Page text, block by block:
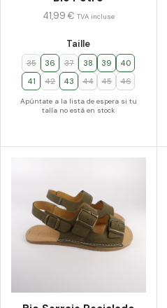
Taille
35 36 37 38 39
40
41
42 43 44 45 46
Apúntate a la lista de espera si tu
talla no está en stock
41,99 € TVA incluse